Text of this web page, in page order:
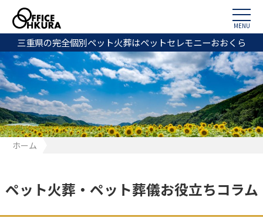
三重県の完全個別ペット火葬はペットセレモニーおおくら
MENU
ホーム
ペット火葬・ペット葬儀お役立ちコラム